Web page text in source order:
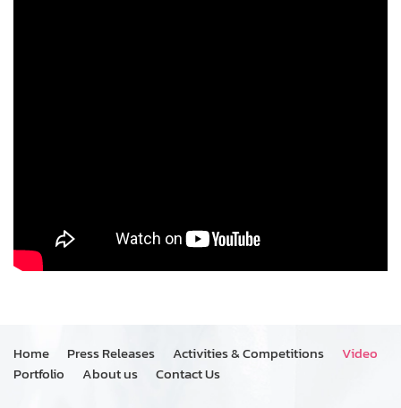
Home Press Releases Activities & Competitions
Video
Portfolio
About us Contact Us